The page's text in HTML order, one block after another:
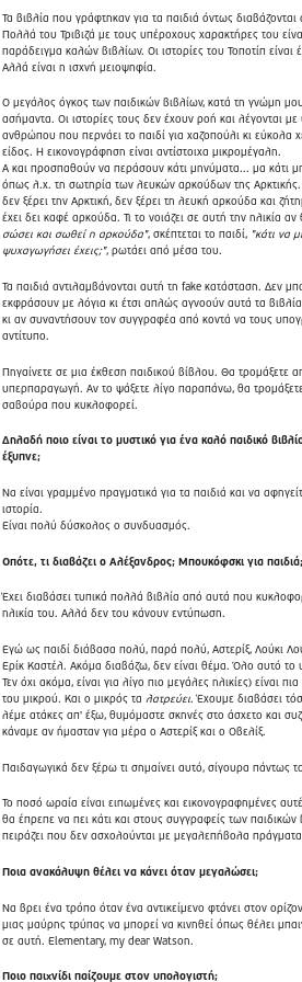
Τα βιβλία που γράφτηκαν για τα παιδιά όντως διαβάζονται
Πολλά του Τριβιζά με τους υπέροχους χαρακτήρες του
παράδειγμα καλών βιβλίων. Οι ιστορίες του Τοποτίπ είναι
Αλλά είναι η ισχνή μειοψηφία.
Ο μεγάλος όγκος των παιδικών βιβλίων, κατά τη γνώμη μου
ασήμαντα. Οι ιστορίες τους δεν έχουν ροή και λέγονται
ανθρώπου που περνάει το παιδί για χαζοπούλι κι εύκολα
είδος. Η εικονογράφηση είναι αντίστοιχα μικρομέγαλη.
Α και προσπαθούν να περάσουν κάτι μηνύματα... μα κάτι
όπως λ.χ. τη σωτηρία των λευκών αρκούδων της
δεν ξέρει την Αρκτική, δεν ξέρει τη λευκή αρκούδα και
έχει δει καφέ αρκούδα. Τι το νοιάζει σε αυτή την ηλικία
σώσει και σωθεί η αρκούδα", σκέπτεται το παιδί, "κάτι να
ψυχαγωγήσει έχεις;", ρωτάει από μέσα του.
Τα παιδιά αντιλαμβάνονται αυτή τη fake κατάσταση. Δεν
εκφράσουν με λόγια κι έτσι απλώς αγνοούν αυτά τα
κι αν συναντήσουν τον συγγραφέα από κοντά να τους
αντίτυπο.
Πηγαίνετε σε μια έκθεση παιδικού βίβλου. Θα τρομάξετε
υπερπαραγωγή. Αν το ψάξετε λίγο παραπάνω, θα
σαβούρα που κυκλοφορεί.
Δηλαδή ποιο είναι το μυστικό για ένα καλό παιδικό
έξυπνε;
Να είναι γραμμένο πραγματικά για τα παιδιά και να
ιστορία.
Είναι πολύ δύσκολος ο συνδυασμός.
Οπότε, τι διαβάζει ο Αλέξανδρος; Μπουκόφσκι για παιδιά;
Έχει διαβάσει τυπικά πολλά βιβλία από αυτά που
ηλικία του. Αλλά δεν του κάνουν εντύπωση.
Εγώ ως παιδί διάβασα πολύ, παρά πολύ, Αστερίξ, Λούκι
Ερίκ Καστέλ. Ακόμα διαβάζω, δεν είναι θέμα. Όλο αυτό το
Τεν όχι ακόμα, είναι για λίγο πιο μεγάλες ηλικίες) είναι
του μικρού. Και ο μικρός τα λατρεύει. Έχουμε διαβάσει
λέμε ατάκες απ' έξω, θυμόμαστε σκηνές στο άσχετο και
κάναμε αν ήμασταν για μέρα ο Αστερίξ και ο Οβελίξ.
Παιδαγωγικά δεν ξέρω τι σημαίνει αυτό, σίγουρα πάντως
Το ποσό ωραία είναι ειπωμένες και εικονογραφημένες
θα έπρεπε να πει κάτι και στους συγγραφείς των παιδικών
πειράζει που δεν ασχολούνται με μεγαλεπήβολα
Ποια ανακάλυψη θέλει να κάνει όταν μεγαλώσει;
Να βρει ένα τρόπο όταν ένα αντικείμενο φτάνει στον
μιας μαύρης τρύπας να μπορεί να κινηθεί όπως θέλει
σε αυτή. Elementary, my dear Watson.
Ποιο παιχνίδι παίζουμε στον υπολογιστή;